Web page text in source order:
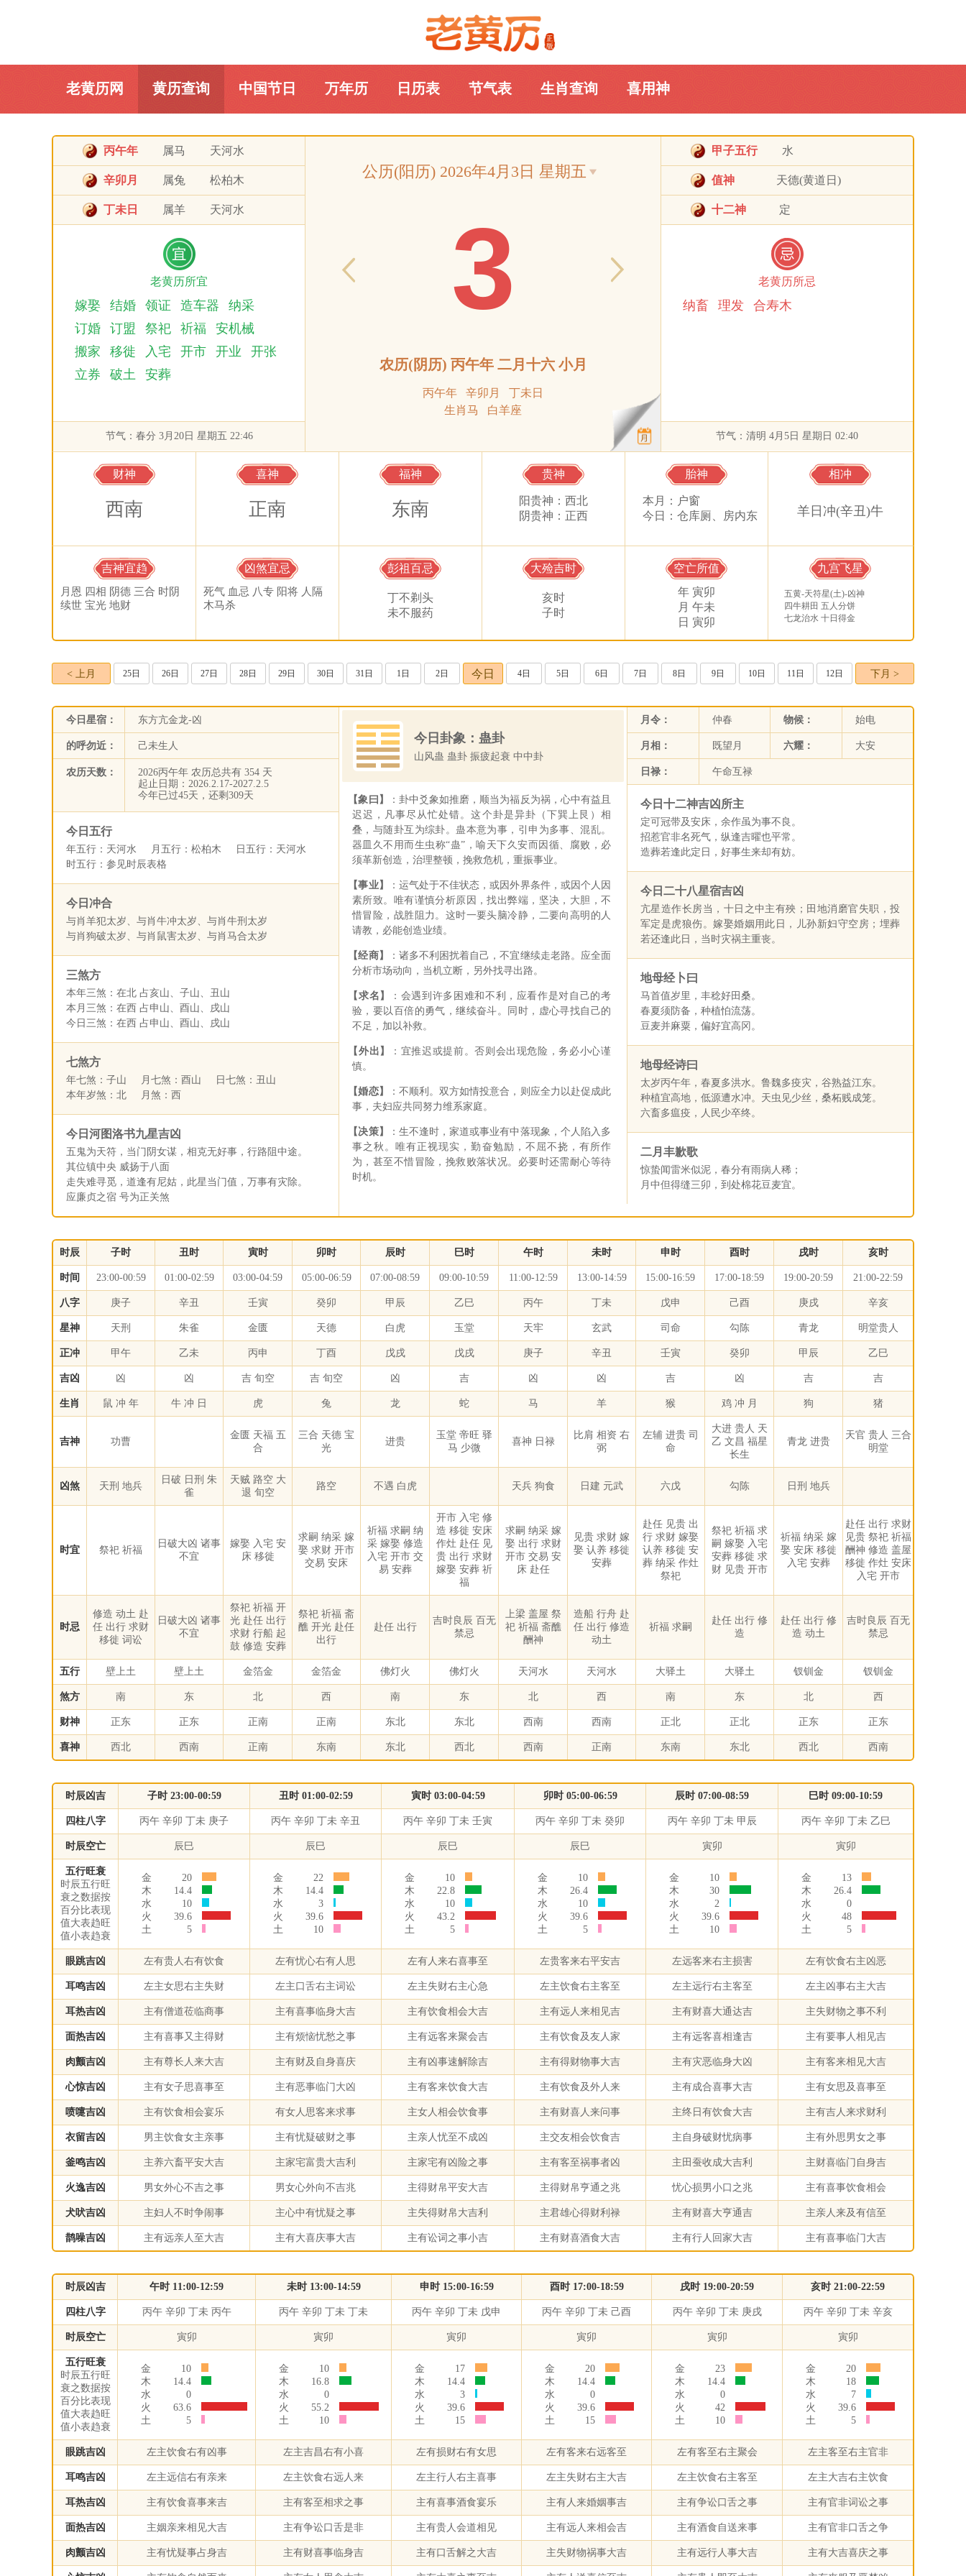
老黄历网
老黄历网 黄历查询 中国节日 万年历 日历表 节气表 生肖查询 喜用神
丙午年 属马 天河水
辛卯月 属兔 松柏木
丁未日 属羊 天河水
老黄历所宜
嫁娶 结婚 领证 造车器
纳采
订婚
订盟 祭祀 祈福
安机械
搬家
移徙 入宅 开市 开业
开张
立券
破土 安葬
节气：春分 3月20日 星期五 22:46
公历(阳历) 2026年4月3日 星期五
3
农历(阴历) 丙午年 二月十六 小月
丙午年 辛卯月 丁未日
生肖马 白羊座
甲子五行 水
值神 天德(黄道日)
十二神 定
老黄历所忌
纳畜 理发 合寿木
节气：清明 4月5日 星期日 02:40
财神
西南
喜神
正南
福神
东南
贵神
阳贵神：西北
阴贵神：正西
胎神
本月：户窗
今日：仓库厕、房内东
相冲
羊日冲(辛丑)牛
吉神宜趋
月恩 四相 阴德 三合 时阴
续世 宝光 地财
凶煞宜忌
死气 血忌 八专 阳将 人隔
木马杀
彭祖百忌
丁不剃头
未不服药
大殓吉时
亥时
子时
空亡所值
年 寅卯
月 午未
日 寅卯
九宫飞星
五黄-天符星(土)-凶神
四牛耕田 五人分饼
七龙治水 十日得金
< 上月 25日 26日 27日 28日 29日 30日 31日 1日 2日 今日 4日 5日 6日 7日 8日 9日 10日 11日 12日 下月 >
今日星宿： 东方亢金龙-凶
的呼勿近： 己未生人
农历天数：
2026丙午年 农历总共有 354 天
起止日期：2026.2.17-2027.2.5
今年已过45天，还剩309天
今日五行
年五行：天河水 月五行：松柏木 日五行：天河水
时五行：参见时辰表格
今日冲合
与肖羊犯太岁、与肖牛冲太岁、与肖牛刑太岁
与肖狗破太岁、与肖鼠害太岁、与肖马合太岁
三煞方
本年三煞：在北 占亥山、子山、丑山
本月三煞：在西 占申山、酉山、戌山
今日三煞：在西 占申山、酉山、戌山
七煞方
年七煞：子山 月七煞：酉山 日七煞：丑山
本年岁煞：北 月煞：西
今日河图洛书九星吉凶
五鬼为天符，当门阴女谋，相克无好事，行路阻中途。
其位镇中央 威扬于八面
走失难寻觅，道逢有尼姑，此星当门值，万事有灾除。
应廉贞之宿 号为正关煞
今日卦象：蛊卦
山风蛊 蛊卦 振疲起衰 中中卦
【象曰】
：卦中爻象如推磨，顺当为福反为祸，心中有益且
迟迟，凡事尽从忙处错。这个卦是异卦（下巽上艮）相
叠，与随卦互为综卦。蛊本意为事，引申为多事、混乱。
器皿久不用而生虫称“蛊”，喻天下久安而因循、腐败，必
须革新创造，治理整顿，挽救危机，重振事业。
【事业】
：运气处于不佳状态，或因外界条件，或因个人因
素所致。唯有谨慎分析原因，找出弊端，坚决，大胆，不
惜冒险，战胜阻力。这时一要头脑冷静，二要向高明的人
请教，必能创造业绩。
【经商】
：诸多不利困扰着自己，不宜继续走老路。应全面
分析市场动向，当机立断，另外找寻出路。
【求名】
：会遇到许多困难和不利，应看作是对自己的考
验，要以百倍的勇气，继续奋斗。同时，虚心寻找自己的
不足，加以补救。
【外出】
：宜推迟或提前。否则会出现危险，务必小心谨
慎。
【婚恋】
：不顺利。双方如情投意合，则应全力以赴促成此
事，夫妇应共同努力维系家庭。
【决策】
：生不逢时，家道或事业有中落现象，个人陷入多
事之秋。唯有正视现实，勤奋勉励，不屈不挠，有所作
为，甚至不惜冒险，挽救败落状况。必要时还需耐心等待
时机。
月令： 仲春 物候： 始电
月相： 既望月 六耀： 大安
日禄： 午命互禄
今日十二神吉凶所主
定可冠带及安床，余作虽为事不良。
招惹官非名死气，纵逢吉曜也平常。
造葬若逢此定日，好事生来却有妨。
今日二十八星宿吉凶
亢星造作长房当，十日之中主有殃；田地消磨官失职，投
军定是虎狼伤。嫁娶婚姻用此日，儿孙新妇守空房；埋葬
若还逢此日，当时灾祸主重丧。
地母经卜曰
马首值岁里，丰稔好田桑。
春夏须防备，种植怕流荡。
豆麦并麻粟，偏好宜高冈。
地母经诗曰
太岁丙午年，春夏多洪水。鲁魏多疫灾，谷熟益江东。
种植宜高地，低源遭水冲。天虫见少丝，桑柘贱成笼。
六畜多瘟疫，人民少卒终。
二月丰歉歌
惊蛰闻雷米似泥，春分有雨病人稀；
月中但得缝三卯，到处棉花豆麦宜。
时辰 子时 丑时 寅时 卯时 辰时 巳时 午时 未时 申时 酉时 戌时 亥时
时间 23:00-00:59 01:00-02:59 03:00-04:59 05:00-06:59 07:00-08:59 09:00-10:59 11:00-12:59 13:00-14:59 15:00-16:59 17:00-18:59 19:00-20:59 21:00-22:59
八字 庚子 辛丑 壬寅 癸卯 甲辰 乙巳 丙午 丁未 戊申 己酉 庚戌 辛亥
星神 天刑 朱雀 金匮 天德 白虎 玉堂 天牢 玄武 司命 勾陈 青龙 明堂贵人
正冲 甲午 乙未 丙申 丁酉 戊戌 戊戌 庚子 辛丑 壬寅 癸卯 甲辰 乙巳
吉凶 凶 凶 吉 旬空 吉 旬空 凶 吉 凶 凶 吉 凶 吉 吉
生肖 鼠 冲 年 牛 冲 日 虎 兔 龙 蛇 马 羊 猴 鸡 冲 月 狗 猪
吉神 功曹
金匮 天福 五
合
三合 天德 宝
光
进贵
玉堂 帝旺 驿
马 少微
喜神 日禄
比肩 相资 右
弼
左辅 进贵 司
命
大进 贵人 天
乙 文昌 福星
长生
青龙 进贵
天官 贵人 三合
明堂
凶煞 天刑 地兵
日破 日刑 朱
雀
天贼 路空 大
退 旬空
路空 不遇 白虎 天兵 狗食 日建 元武 六戊 勾陈 日刑 地兵
时宜 祭祀 祈福
日破大凶 诸事
不宜
嫁娶 入宅 安
床 移徙
求嗣 纳采 嫁
娶 求财 开市
交易 安床
祈福 求嗣 纳
采 嫁娶 修造
入宅 开市 交
易 安葬
开市 入宅 修
造 移徙 安床
作灶 赴任 见
贵 出行 求财
嫁娶 安葬 祈
福
求嗣 纳采 嫁
娶 出行 求财
开市 交易 安
床 赴任
见贵 求财 嫁
娶 认养 移徙
安葬
赴任 见贵 出
行 求财 嫁娶
认养 移徙 安
葬 纳采 作灶
祭祀
祭祀 祈福 求
嗣 嫁娶 入宅
安葬 移徙 求
财 见贵 开市
祈福 纳采 嫁
娶 安床 移徙
入宅 安葬
赴任 出行 求财
见贵 祭祀 祈福
酬神 修造 盖屋
移徙 作灶 安床
入宅 开市
时忌
修造 动土 赴
任 出行 求财
移徙 词讼
日破大凶 诸事
不宜
祭祀 祈福 开
光 赴任 出行
求财 行船 起
鼓 修造 安葬
祭祀 祈福 斋
醮 开光 赴任
出行
赴任 出行
吉时良辰 百无
禁忌
上梁 盖屋 祭
祀 祈福 斋醮
酬神
造船 行舟 赴
任 出行 修造
动土
祈福 求嗣
赴任 出行 修
造
赴任 出行 修
造 动土
吉时良辰 百无
禁忌
五行 壁上土 壁上土 金箔金 金箔金 佛灯火 佛灯火 天河水 天河水 大驿土 大驿土 钗钏金 钗钏金
煞方 南 东 北 西 南 东 北 西 南 东 北 西
财神 正东 正东 正南 正南 东北 东北 西南 西南 正北 正北 正东 正东
喜神 西北 西南 正南 东南 东北 西北 西南 正南 东南 东北 西北 西南
时辰凶吉 子时 23:00-00:59 丑时 01:00-02:59 寅时 03:00-04:59 卯时 05:00-06:59 辰时 07:00-08:59 巳时 09:00-10:59
四柱八字 丙午 辛卯 丁未 庚子 丙午 辛卯 丁未 辛丑 丙午 辛卯 丁未 壬寅 丙午 辛卯 丁未 癸卯 丙午 辛卯 丁未 甲辰 丙午 辛卯 丁未 乙巳
时辰空亡 辰巳 辰巳 辰巳 辰巳 寅卯 寅卯
五行旺衰
时辰五行旺
衰之数据按
百分比表现
值大表趋旺
值小表趋衰
金
20
木
14.4
水
10
火
39.6
土
5
金
22
木
14.4
水
3
火
39.6
土
10
金
10
木
22.8
水
10
火
43.2
土
5
金
10
木
26.4
水
10
火
39.6
土
5
金
10
木
30
水
2
火
39.6
土
10
金
13
木
26.4
水
0
火
48
土
5
眼跳吉凶 左有贵人右有饮食 左有忧心右有人思 左有人来右喜事至 左贵客来右平安吉 左远客来右主损害 左有饮食右主凶恶
耳鸣吉凶 左主女思右主失财 左主口舌右主词讼 左主失财右主心急 左主饮食右主客至 左主远行右主客至 左主凶事右主大吉
耳热吉凶 主有僧道莅临商事 主有喜事临身大吉 主有饮食相会大吉 主有远人来相见吉 主有财喜大通达吉 主失财物之事不利
面热吉凶 主有喜事又主得财 主有烦恼忧愁之事 主有远客来聚会吉 主有饮食及友人家 主有远客喜相逢吉 主有要事人相见吉
肉颤吉凶 主有尊长人来大吉 主有财及自身喜庆 主有凶事速解除吉 主有得财物事大吉 主有灾恶临身大凶 主有客来相见大吉
心惊吉凶 主有女子思喜事至 主有恶事临门大凶 主有客来饮食大吉 主有饮食及外人来 主有成合喜事大吉 主有女思及喜事至
喷嚏吉凶 主有饮食相会宴乐 有女人思客来求事 主女人相会饮食事 主有财喜人来问事 主终日有饮食大吉 主有吉人来求财利
衣留吉凶 男主饮食女主亲事 主有忧疑破财之事 主亲人忧至不成凶 主交友相会饮食吉 主自身破财忧病事 主有外思男女之事
釜鸣吉凶 主养六畜平安大吉 主家宅富贵大吉利 主家宅有凶险之事 主有客至祸事者凶 主田蚕收成大吉利 主财喜临门自身吉
火逸吉凶 男女外心不吉之事 男女心外向不吉兆 主得财帛平安大吉 主得财帛亨通之兆 忧心损男小口之兆 主有喜事饮食相会
犬吠吉凶 主妇人不时争闹事 主心中有忧疑之事 主失得财帛大吉利 主君雄心得财利禄 主有财喜大亨通吉 主亲人来及有信至
鹊噪吉凶 主有远亲人至大吉 主有大喜庆事大吉 主有讼词之事小吉 主有财喜酒食大吉 主有行人回家大吉 主有喜事临门大吉
时辰凶吉 午时 11:00-12:59 未时 13:00-14:59 申时 15:00-16:59 酉时 17:00-18:59 戌时 19:00-20:59 亥时 21:00-22:59
四柱八字 丙午 辛卯 丁未 丙午 丙午 辛卯 丁未 丁未 丙午 辛卯 丁未 戊申 丙午 辛卯 丁未 己酉 丙午 辛卯 丁未 庚戌 丙午 辛卯 丁未 辛亥
时辰空亡 寅卯 寅卯 寅卯 寅卯 寅卯 寅卯
五行旺衰
时辰五行旺
衰之数据按
百分比表现
值大表趋旺
值小表趋衰
金
10
木
14.4
水
0
火
63.6
土
5
金
10
木
16.8
水
0
火
55.2
土
10
金
17
木
14.4
水
3
火
39.6
土
15
金
20
木
14.4
水
0
火
39.6
土
15
金
23
木
14.4
水
0
火
42
土
10
金
20
木
18
水
7
火
39.6
土
5
眼跳吉凶 左主饮食右有凶事 左主吉昌右有小喜 左有损财右有女思 左有客来右远客至 左有客至右主聚会 左主客至右主官非
耳鸣吉凶 左主远信右有亲来 左主饮食右远人来 左主行人右主喜事 左主失财右主大吉 左主饮食右主客至 左主大吉右主饮食
耳热吉凶 主有饮食喜事来吉 主有客至相求之事 主有喜事酒食宴乐 主有人来婚姻事吉 主有争讼口舌之事 主有官非词讼之事
面热吉凶 主姻亲来相见大吉 主有争讼口舌是非 主有贵人会道相见 主有远人来相会吉 主有酒食自送来事 主有官非口舌之争
肉颤吉凶 主有忧疑事占身吉 主有财喜事临身吉 主有口舌解之大吉 主失财物祸事大吉 主有远行人事大吉 主有大吉喜庆之事